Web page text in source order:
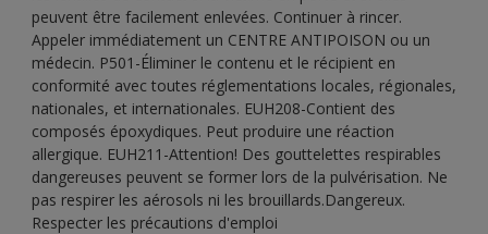
peuvent être facilement enlevées. Continuer à rincer.
Appeler immédiatement un CENTRE ANTIPOISON ou un
médecin. P501-Éliminer le contenu et le récipient en
conformité avec toutes réglementations locales, régionales,
nationales, et internationales. EUH208-Contient des
composés époxydiques. Peut produire une réaction
allergique. EUH211-Attention! Des gouttelettes respirables
dangereuses peuvent se former lors de la pulvérisation. Ne
pas respirer les aérosols ni les brouillards.Dangereux.
Respecter les précautions d'emploi